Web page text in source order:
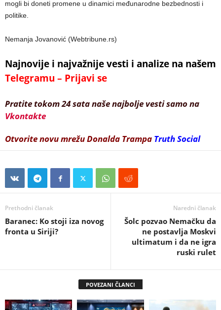
mogli bi doneti promene u dinamici međunarodne bezbednosti i
politike.
Nemanja Jovanović (Webtribune.rs)
Najnovije i najvažnije vesti i analize na našem
Telegramu – Prijavi se
Pratite tokom 24 sata naše najbolje vesti samo na
Vkontakte
Otvorite novu mrežu Donalda Trampa Truth Social
Prethodni članak
Baranec: Ko stoji iza novog
fronta u Siriji?
Naredni članak
Šolc pozvao Nemačku da
ne postavlja Moskvi
ultimatum i da ne igra
ruski rulet
POVEZANI ČLANCI